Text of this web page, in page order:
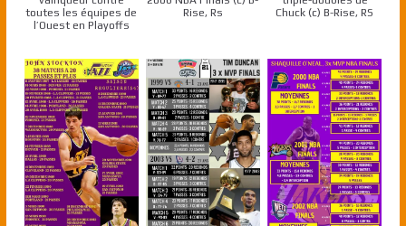
toutes les équipes de
l’Ouest en Playoffs
Rise, Rs
Chuck (c) B-Rise, RS